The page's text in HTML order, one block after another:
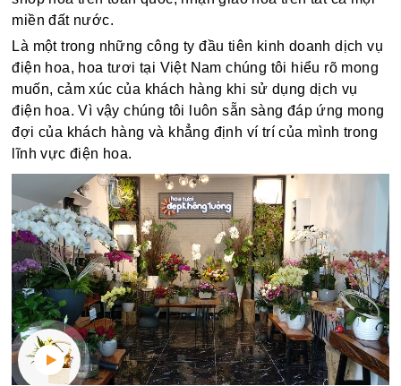
miền đất nước.
Là một trong những công ty đầu tiên kinh doanh dịch vụ
điện hoa, hoa tươi tại Việt Nam chúng tôi hiểu rõ mong
muốn, cảm xúc của khách hàng khi sử dụng dịch vụ
điện hoa. Vì vậy chúng tôi luôn sẵn sàng đáp ứng mong
đợi của khách hàng và khẳng định ví trí của mình trong
lĩnh vực điện hoa.